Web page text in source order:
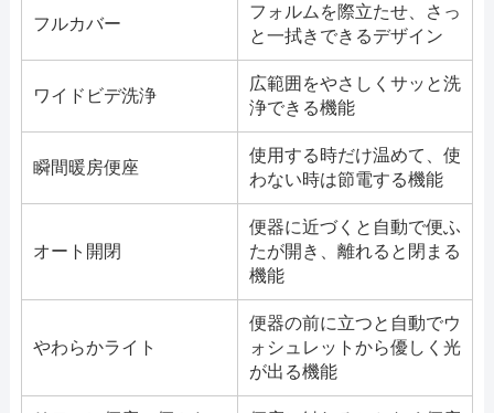
フルカバー
フォルムを際立たせ、さっ
と一拭きできるデザイン
ワイドビデ洗浄
広範囲をやさしくサッと洗
浄できる機能
瞬間暖房便座
使用する時だけ温めて、使
わない時は節電する機能
オート開閉
便器に近づくと自動で便ふ
たが開き、離れると閉まる
機能
やわらかライト
便器の前に立つと自動でウ
ォシュレットから優しく光
が出る機能